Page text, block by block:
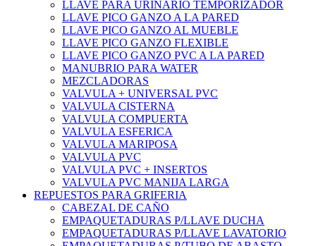
LLAVE PARA URINARIO TEMPORIZADOR
LLAVE PICO GANZO A LA PARED
LLAVE PICO GANZO AL MUEBLE
LLAVE PICO GANZO FLEXIBLE
LLAVE PICO GANZO PVC A LA PARED
MANUBRIO PARA WATER
MEZCLADORAS
VALVULA + UNIVERSAL PVC
VALVULA CISTERNA
VALVULA COMPUERTA
VALVULA ESFERICA
VALVULA MARIPOSA
VALVULA PVC
VALVULA PVC + INSERTOS
VALVULA PVC MANIJA LARGA
REPUESTOS PARA GRIFERIA
CABEZAL DE CAÑO
EMPAQUETADURAS P/LLAVE DUCHA
EMPAQUETADURAS P/LLAVE LAVATORIO